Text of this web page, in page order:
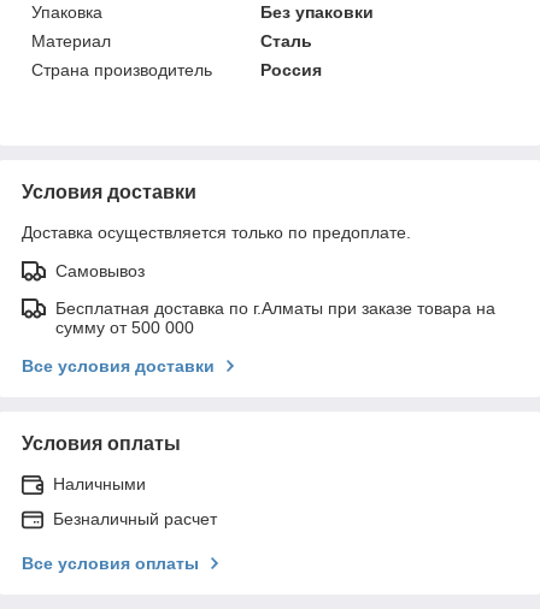
Упаковка
Без упаковки
Материал
Сталь
Страна производитель
Россия
Условия доставки
Доставка осуществляется только по предоплате.
Самовывоз
Бесплатная доставка по г.Алматы при заказе товара на
сумму от 500 000
Все условия доставки
Условия оплаты
Наличными
Безналичный расчет
Все условия оплаты